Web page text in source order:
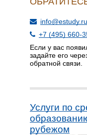
info@estudy.ru
+7 (495) 660-
Если у вас
задайте его
обратной связи.
Услуги по
рубежом